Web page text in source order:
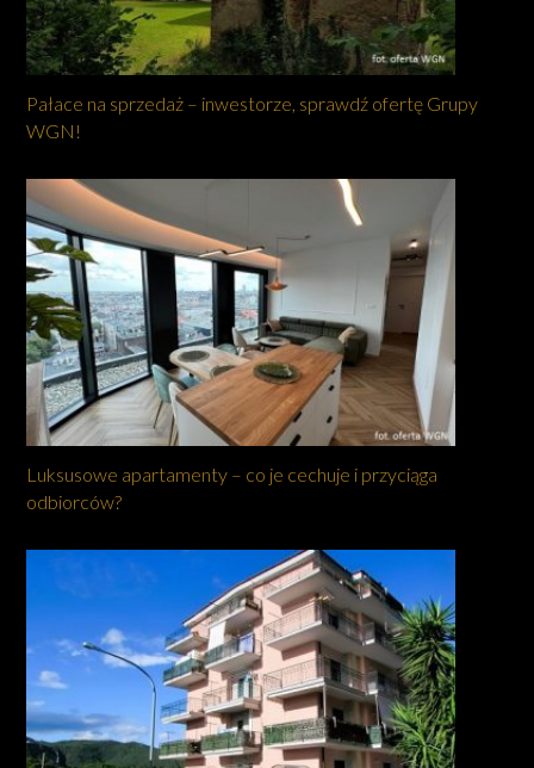
Pałace na sprzedaż – inwestorze, sprawdź ofertę Grupy
WGN!
Luksusowe apartamenty – co je cechuje i przyciąga
odbiorców?